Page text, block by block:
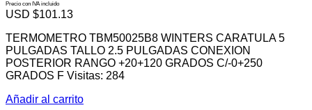
Precio con IVA incluido
USD $101.13
TERMOMETRO TBM50025B8 WINTERS CARATULA 5
PULGADAS TALLO 2.5 PULGADAS CONEXION
POSTERIOR RANGO +20+120 GRADOS C/-0+250
GRADOS F Visitas: 284
Añadir al carrito